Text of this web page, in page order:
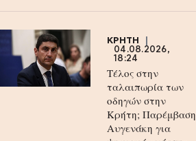
ΚΡΗΤΗ
04.08.2026,
18:24
Τέλος στην
ταλαιπωρία των
οδηγών στην
Κρήτη; Παρέμβαση
Αυγενάκη για